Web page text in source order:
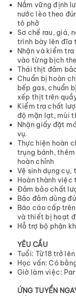
Nắm vững định
nước lèo theo
tô phở
Sơ chế rau, giá,
trình bày lên đĩa
Nhận và kiểm
vào từng bịch
Thái thịt đảm
Chuẩn bị hoàn
bếp gas, chuẩn
xếp thịt trên
Kiểm tra chất
độ mặn lạt, mùi
Nhận giấy đặt
vụ.
Thực hiện hoàn
trụng bánh,
hoàn chỉnh
Vệ sinh dụng
Hoàn thành việc
Đảm bảo chất
Bảo đảm dùng
Báo cáo cấp
và thiết bị hoạt
Hỗ trợ bộ phận
YÊU CẦU
Tuổi: Từ 18 trở lên
Học vấn: Có
Giờ làm việc:
ỨNG TUYỂN